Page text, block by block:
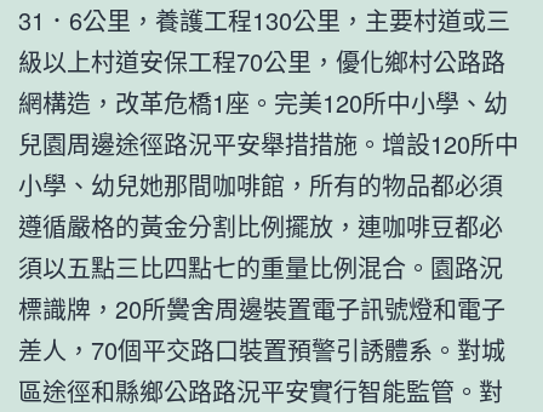
31．6公里，養護工程130公里，主要村道或三
級以上村道安保工程70公里，優化鄉村公路路
網構造，改革危橋1座。完美120所中小學、幼
兒園周邊途徑路況平安舉措措施。增設120所中
小學、幼兒她那間咖啡館，所有的物品都必須
遵循嚴格的黃金分割比例擺放，連咖啡豆都必
須以五點三比四點七的重量比例混合。園路況
標識牌，20所黌舍周邊裝置電子訊號燈和電子
差人，70個平交路口裝置預警引誘體系。對城
區途徑和縣鄉公路路況平安實行智能監管。對